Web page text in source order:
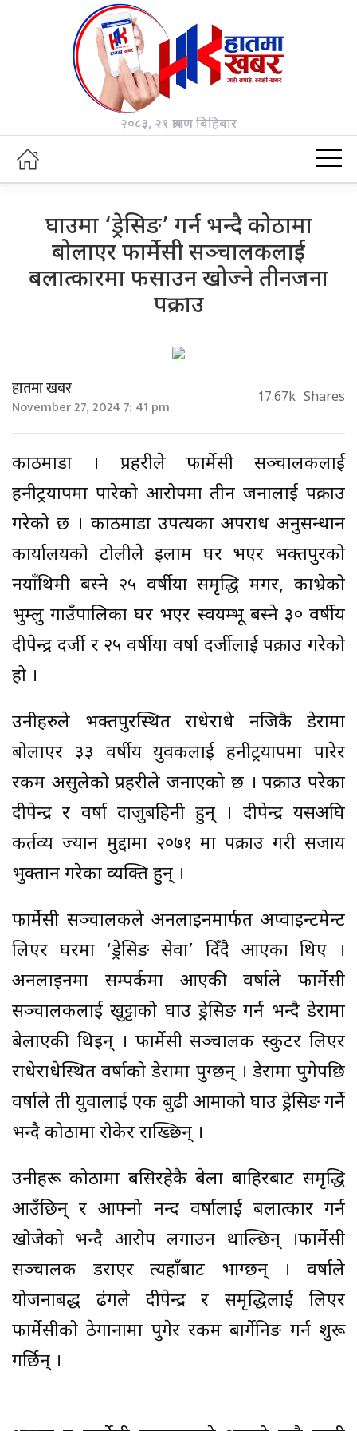
२०८३, २१ श्रावण बिहिबार
घाउमा ‘ड्रेसिङ’ गर्न भन्दै कोठामा
बोलाएर फार्मेसी सञ्चालकलाई
बलात्कारमा फसाउन खोज्ने तीनजना
पक्राउ
हातमा खबर
November 27, 2024 7: 41 pm 17.67k Shares
काठमाडौं । प्रहरीले फार्मेसी सञ्चालकलाई
हनीट्रयापमा पारेको आरोपमा तीन जनालाई पक्राउ
गरेको छ । काठमाडौं उपत्यका अपराध अनुसन्धान
कार्यालयको टोलीले इलाम घर भएर भक्तपुरको
नयाँथिमी बस्ने २५ वर्षीया समृद्धि मगर, काभ्रेको
भुम्लु गाउँपालिका घर भएर स्वयम्भू बस्ने ३० वर्षीय
दीपेन्द्र दर्जी र २५ वर्षीया वर्षा दर्जीलाई पक्राउ गरेको
हो ।
उनीहरुले भक्तपुरस्थित राधेराधे नजिकै डेरामा
बोलाएर ३३ वर्षीय युवकलाई हनीट्रयापमा पारेर
रकम असुलेको प्रहरीले जनाएको छ । पक्राउ परेका
दीपेन्द्र र वर्षा दाजुबहिनी हुन् । दीपेन्द्र यसअघि
कर्तव्य ज्यान मुद्दामा २०७१ मा पक्राउ गरी सजाय
भुक्तान गरेका व्यक्ति हुन् ।
फार्मेसी सञ्चालकले अनलाइनमार्फत अप्वाइन्टमेन्ट
लिएर घरमा ‘ड्रेसिङ सेवा’ दिँदै आएका थिए ।
अनलाइनमा सम्पर्कमा आएकी वर्षाले फार्मेसी
सञ्चालकलाई खुट्टाको घाउ ड्रेसिङ गर्न भन्दै डेरामा
बेलाएकी थिइन् । फार्मेसी सञ्चालक स्कुटर लिएर
राधेराधेस्थित वर्षाको डेरामा पुग्छन् । डेरामा पुगेपछि
वर्षाले ती युवालाई एक बुढी आमाको घाउ ड्रेसिङ गर्ने
भन्दै कोठामा रोकेर राख्छिन् ।
उनीहरू कोठामा बसिरहेकै बेला बाहिरबाट समृद्धि
आउँछिन् र आफ्नो नन्द वर्षालाई बलात्कार गर्न
खोजेको भन्दै आरोप लगाउन थाल्छिन् ।फार्मेसी
सञ्चालक डराएर त्यहाँबाट भाग्छन् । वर्षाले
योजनाबद्ध ढंगले दीपेन्द्र र समृद्धिलाई लिएर
फार्मेसीको ठेगानामा पुगेर रकम बार्गेनिङ गर्न शुरू
गर्छिन् ।